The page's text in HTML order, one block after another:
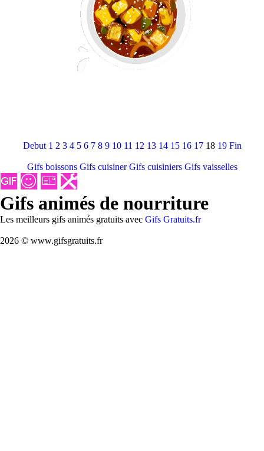
Debut 1 2 3 4 5 6 7 8 9 10 11 12 13 14 15 16 17 18 19 Fin
Gifs boissons Gifs cuisiner Gifs cuisiniers Gifs vaisselles
Gifs animés de nourriture
Les meilleurs gifs animés gratuits avec Gifs Gratuits.fr
2026 © www.gifsgratuits.fr